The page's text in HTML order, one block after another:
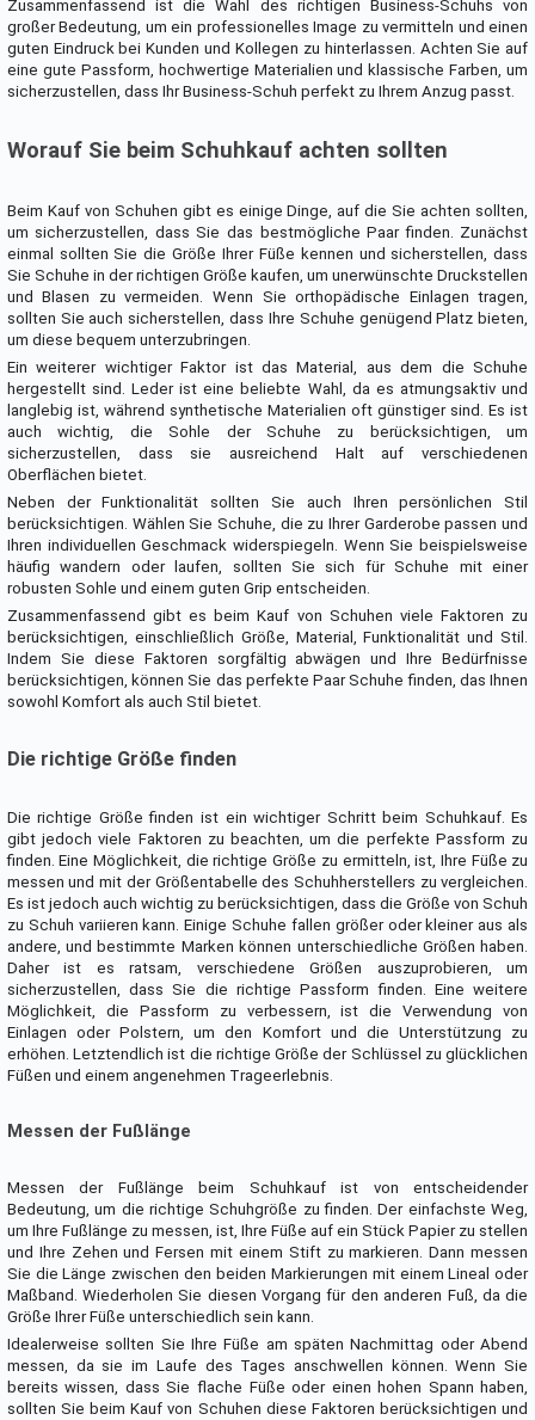
Zusammenfassend ist die Wahl des richtigen Business-Schuhs von
großer Bedeutung, um ein professionelles Image zu vermitteln und einen
guten Eindruck bei Kunden und Kollegen zu hinterlassen. Achten Sie auf
eine gute Passform, hochwertige Materialien und klassische Farben, um
sicherzustellen, dass Ihr Business-Schuh perfekt zu Ihrem Anzug passt.
Worauf Sie beim Schuhkauf achten sollten
Beim Kauf von Schuhen gibt es einige Dinge, auf die Sie achten sollten,
um sicherzustellen, dass Sie das bestmögliche Paar finden. Zunächst
einmal sollten Sie die Größe Ihrer Füße kennen und sicherstellen, dass
Sie Schuhe in der richtigen Größe kaufen, um unerwünschte Druckstellen
und Blasen zu vermeiden. Wenn Sie orthopädische Einlagen tragen,
sollten Sie auch sicherstellen, dass Ihre Schuhe genügend Platz bieten,
um diese bequem unterzubringen.
Ein weiterer wichtiger Faktor ist das Material, aus dem die Schuhe
hergestellt sind. Leder ist eine beliebte Wahl, da es atmungsaktiv und
langlebig ist, während synthetische Materialien oft günstiger sind. Es ist
auch wichtig, die Sohle der Schuhe zu berücksichtigen, um
sicherzustellen, dass sie ausreichend Halt auf verschiedenen
Oberflächen bietet.
Neben der Funktionalität sollten Sie auch Ihren persönlichen Stil
berücksichtigen. Wählen Sie Schuhe, die zu Ihrer Garderobe passen und
Ihren individuellen Geschmack widerspiegeln. Wenn Sie beispielsweise
häufig wandern oder laufen, sollten Sie sich für Schuhe mit einer
robusten Sohle und einem guten Grip entscheiden.
Zusammenfassend gibt es beim Kauf von Schuhen viele Faktoren zu
berücksichtigen, einschließlich Größe, Material, Funktionalität und Stil.
Indem Sie diese Faktoren sorgfältig abwägen und Ihre Bedürfnisse
berücksichtigen, können Sie das perfekte Paar Schuhe finden, das Ihnen
sowohl Komfort als auch Stil bietet.
Die richtige Größe finden
Die richtige Größe finden ist ein wichtiger Schritt beim Schuhkauf. Es
gibt jedoch viele Faktoren zu beachten, um die perfekte Passform zu
finden. Eine Möglichkeit, die richtige Größe zu ermitteln, ist, Ihre Füße zu
messen und mit der Größentabelle des Schuhherstellers zu vergleichen.
Es ist jedoch auch wichtig zu berücksichtigen, dass die Größe von Schuh
zu Schuh variieren kann. Einige Schuhe fallen größer oder kleiner aus als
andere, und bestimmte Marken können unterschiedliche Größen haben.
Daher ist es ratsam, verschiedene Größen auszuprobieren, um
sicherzustellen, dass Sie die richtige Passform finden. Eine weitere
Möglichkeit, die Passform zu verbessern, ist die Verwendung von
Einlagen oder Polstern, um den Komfort und die Unterstützung zu
erhöhen. Letztendlich ist die richtige Größe der Schlüssel zu glücklichen
Füßen und einem angenehmen Trageerlebnis.
Messen der Fußlänge
Messen der Fußlänge beim Schuhkauf ist von entscheidender
Bedeutung, um die richtige Schuhgröße zu finden. Der einfachste Weg,
um Ihre Fußlänge zu messen, ist, Ihre Füße auf ein Stück Papier zu stellen
und Ihre Zehen und Fersen mit einem Stift zu markieren. Dann messen
Sie die Länge zwischen den beiden Markierungen mit einem Lineal oder
Maßband. Wiederholen Sie diesen Vorgang für den anderen Fuß, da die
Größe Ihrer Füße unterschiedlich sein kann.
Idealerweise sollten Sie Ihre Füße am späten Nachmittag oder Abend
messen, da sie im Laufe des Tages anschwellen können. Wenn Sie
bereits wissen, dass Sie flache Füße oder einen hohen Spann haben,
sollten Sie beim Kauf von Schuhen diese Faktoren berücksichtigen und